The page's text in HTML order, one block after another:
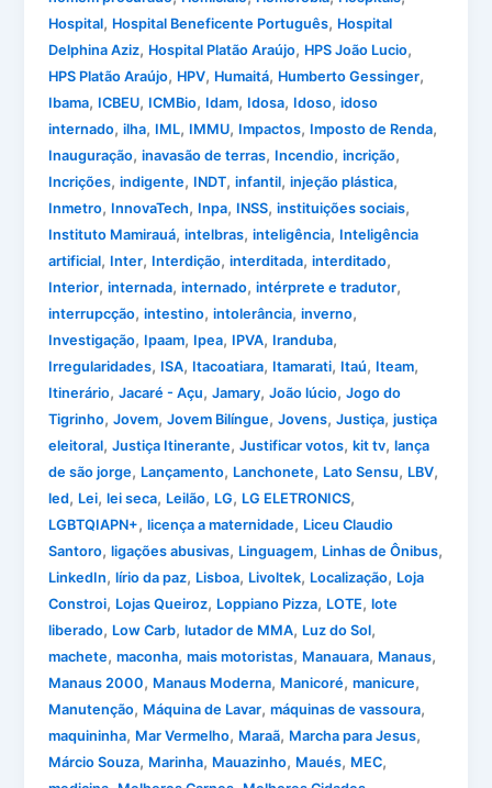
Hospital, Hospital Beneficente Português, Hospital
Delphina Aziz, Hospital Platão Araújo, HPS João Lucio,
HPS Platão Araújo, HPV, Humaitá, Humberto Gessinger,
Ibama, ICBEU, ICMBio, Idam, Idosa, Idoso,idoso
internado,ilha, IML, IMMU, Impactos, Imposto de Renda,
Inauguração,inavasão de terras, Incendio,incrição,
Incrições,indigente, INDT,infantil,injeção plástica,
Inmetro, InnovaTech, Inpa, INSS,instituições sociais,
Instituto Mamirauá,intelbras,inteligência, Inteligência
artificial, Inter, Interdição,interditada,interditado,
Interior,internada,internado,intérprete e tradutor,
interrupcção,intestino,intolerância,inverno,
Investigação, Ipaam, Ipea, IPVA, Iranduba,
Irregularidades, ISA, Itacoatiara, Itamarati, Itaú, Iteam,
Itinerário,Jacaré - Açu,Jamary,João lúcio,Jogo do
Tigrinho,Jovem,Jovem Bilíngue,Jovens,Justiça,justiça
eleitoral,Justiça Itinerante,Justificar votos,kit tv,lança
de são jorge, Lançamento, Lanchonete, Lato Sensu, LBV,
led, Lei,lei seca, Leilão, LG, LG ELETRONICS,
LGBTQIAPN+,licença a maternidade, Liceu Claudio
Santoro,ligações abusivas, Linguagem, Linhas de Ônibus,
LinkedIn,lírio da paz, Lisboa, Livoltek, Localização, Loja
Constroi, Lojas Queiroz, Loppiano Pizza, LOTE,lote
liberado, Low Carb,lutador de MMA, Luz do Sol,
machete,maconha,mais motoristas, Manauara, Manaus,
Manaus 2000, Manaus Moderna, Manicoré,manicure,
Manutenção, Máquina de Lavar,máquinas de vassoura,
maquininha, Mar Vermelho, Maraã, Marcha para Jesus,
Márcio Souza, Marinha, Mauazinho, Maués, MEC,